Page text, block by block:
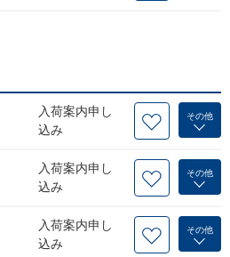
入荷案内申し
込み
その他
入荷案内申し
込み
その他
入荷案内申し
込み
その他